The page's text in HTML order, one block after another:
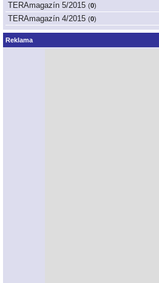
TERAmagazín 5/2015 (0)
TERAmagazín 4/2015 (0)
Reklama